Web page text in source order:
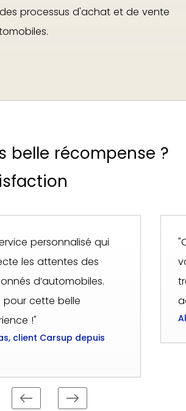
processus d'achat et de vente
belle récompense ?
personnalisé qui
les attentes des
d’automobiles.
pour cette belle
!"
client Carsup depuis